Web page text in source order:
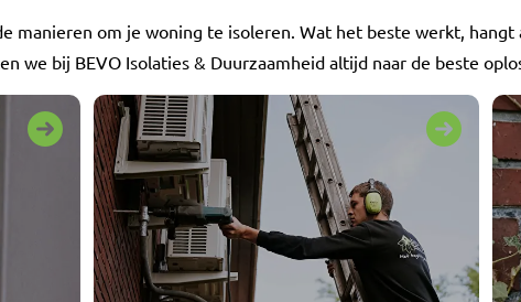
manieren om je woning te isoleren. Wat het beste werkt, hangt
we bij BEVO Isolaties & Duurzaamheid altijd naar de beste